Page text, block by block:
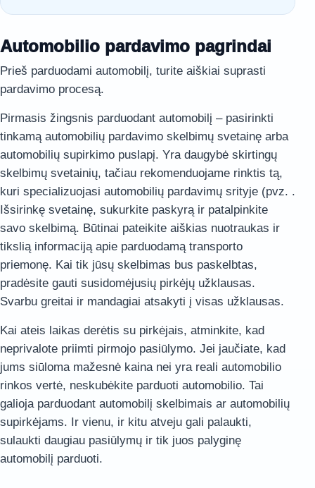
Automobilio pardavimo pagrindai
Prieš parduodami automobilį, turite aiškiai suprasti
pardavimo procesą.
Pirmasis žingsnis parduodant automobilį – pasirinkti
tinkamą automobilių pardavimo skelbimų svetainę arba
automobilių supirkimo puslapį. Yra daugybė skirtingų
skelbimų svetainių, tačiau rekomenduojame rinktis tą,
kuri specializuojasi automobilių pardavimų srityje (pvz. .
Išsirinkę svetainę, sukurkite paskyrą ir patalpinkite
savo skelbimą. Būtinai pateikite aiškias nuotraukas ir
tikslią informaciją apie parduodamą transporto
priemonę. Kai tik jūsų skelbimas bus paskelbtas,
pradėsite gauti susidomėjusių pirkėjų užklausas.
Svarbu greitai ir mandagiai atsakyti į visas užklausas.
Kai ateis laikas derėtis su pirkėjais, atminkite, kad
neprivalote priimti pirmojo pasiūlymo. Jei jaučiate, kad
jums siūloma mažesnė kaina nei yra reali automobilio
rinkos vertė, neskubėkite parduoti automobilio. Tai
galioja parduodant automobilį skelbimais ar automobilių
supirkėjams. Ir vienu, ir kitu atveju gali palaukti,
sulaukti daugiau pasiūlymų ir tik juos palyginę
automobilį parduoti.